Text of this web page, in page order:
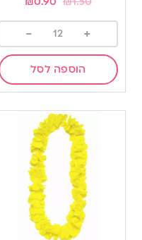
+
-
הוספה לסל